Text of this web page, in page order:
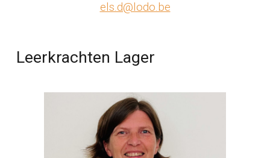
els.d@lodo.be
Leerkrachten Lager